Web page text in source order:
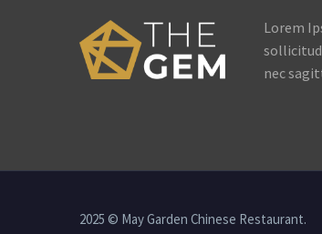
Lorem
nec
2025 © May Garden Chinese Restaurant.